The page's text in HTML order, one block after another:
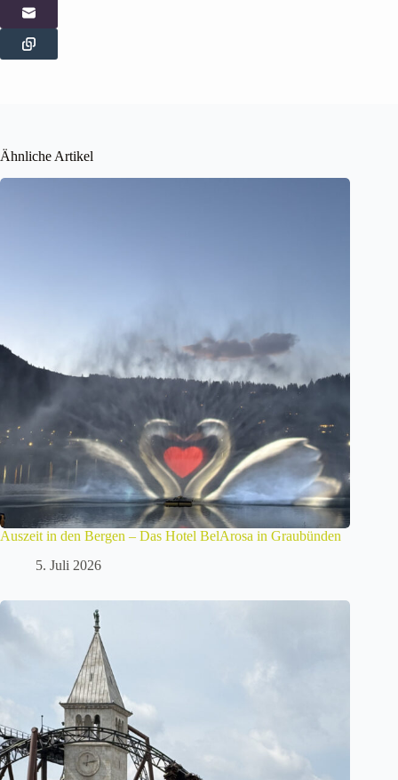
Ähnliche Artikel
Auszeit in den Bergen – Das Hotel BelArosa in Graubünden
5. Juli 2026